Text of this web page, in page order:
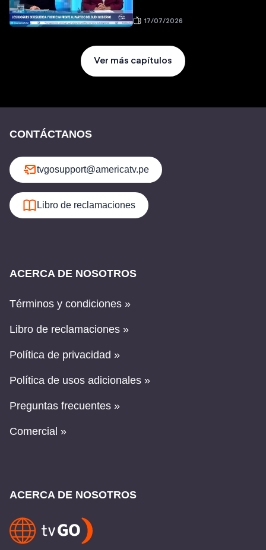
17/07/2026
Ver más capítulos
CONTÁCTANOS
tvgosupport@americatv.pe
Libro de reclamaciones
ACERCA DE NOSOTROS
Términos y condiciones »
Libro de reclamaciones »
Política de privacidad »
Política de usos adicionales »
Preguntas frecuentes »
Comercial »
ACERCA DE NOSOTROS